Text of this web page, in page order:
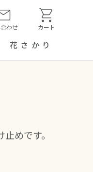
わせ カート
花さかり
めです。